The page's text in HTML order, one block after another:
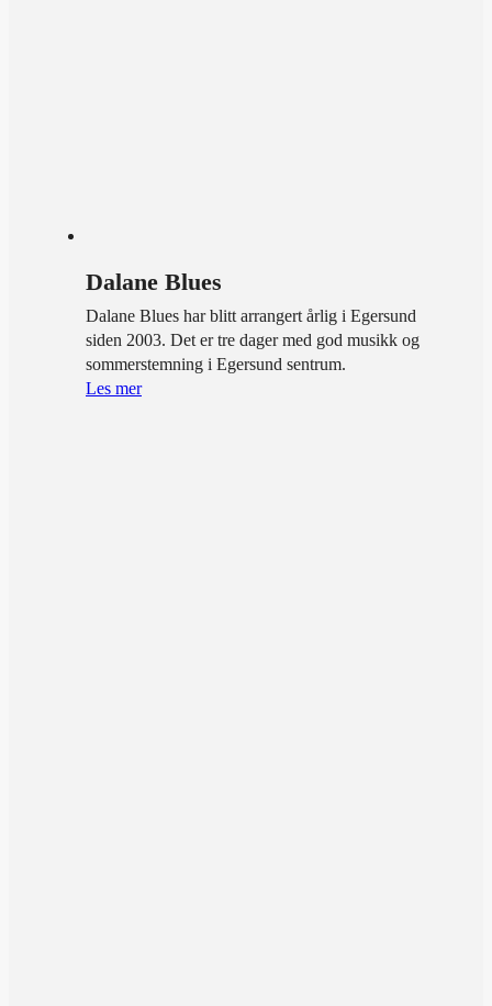
Dalane Blues
Dalane Blues har blitt arrangert årlig i Egersund
siden 2003. Det er tre dager med god musikk og
sommerstemning i Egersund sentrum.
Les mer